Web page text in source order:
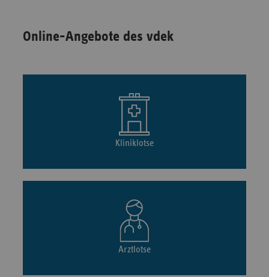
Online-Angebote des vdek
Kliniklotse
Arztlotse